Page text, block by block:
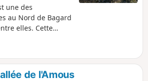
une des
au Nord de Bagard
elles. Cette
en garrigue.
une belle
et l'agglomération
de l'Amous